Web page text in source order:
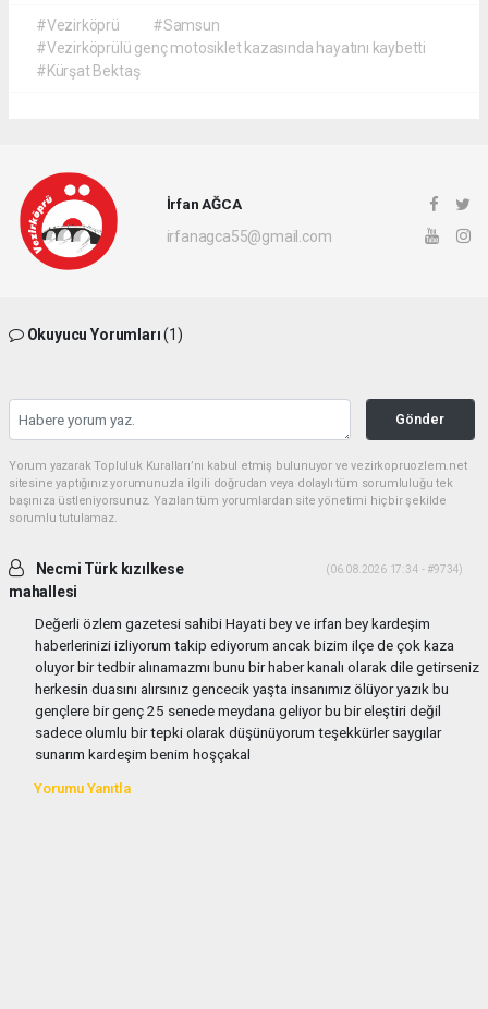
#Vezirköprü
#Samsun
#Vezirköprülü genç motosiklet kazasında hayatını kaybetti
#Kürşat Bektaş
İrfan AĞCA
irfanagca55@gmail.com
Okuyucu Yorumları(1)
Gönder
Yorum yazarak Topluluk Kuralları’nı kabul etmiş bulunuyor ve vezirkopruozlem.net
sitesine yaptığınız yorumunuzla ilgili doğrudan veya dolaylı tüm sorumluluğu tek
başınıza üstleniyorsunuz. Yazılan tüm yorumlardan site yönetimi hiçbir şekilde
sorumlu tutulamaz.
Necmi Türk kızılkese
mahallesi
(06.08.2026 17:34 - #9734)
Değerli özlem gazetesi sahibi Hayati bey ve irfan bey kardeşim
haberlerinizi izliyorum takip ediyorum ancak bizim ilçe de çok kaza
oluyor bir tedbir alınamazmı bunu bir haber kanalı olarak dile getirseniz
herkesin duasını alırsınız gencecik yaşta insanımız ölüyor yazık bu
gençlere bir genç 25 senede meydana geliyor bu bir eleştiri değil
sadece olumlu bir tepki olarak düşünüyorum teşekkürler saygılar
sunarım kardeşim benim hoşçakal
Yorumu Yanıtla